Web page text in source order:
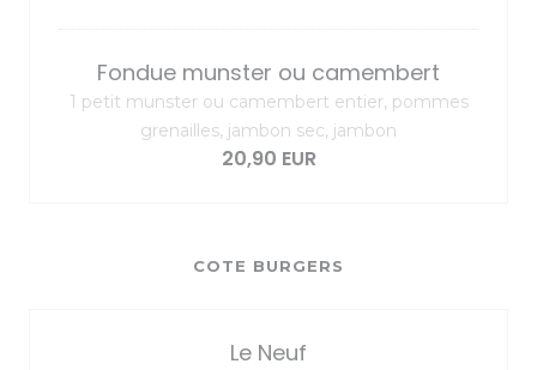
Fondue munster ou camembert
1 petit munster ou camembert entier, pommes
grenailles, jambon sec, jambon
20,90 EUR
COTE BURGERS
Le Neuf